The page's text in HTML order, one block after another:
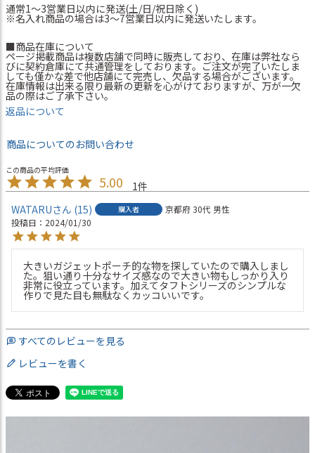
通常1～3営業日以内に発送(土/日/祝日除く)
※名入れ商品の場合は3～7営業日以内に発送いたします。
■商品在庫について
ページ掲載商品は複数店舗で同時に販売しており、在庫は弊社なら
びに契約倉庫にて共通管理をしております。ご注文が完了いたしま
しても僅かな差で他店舗にて完売し、欠品する場合がございます。
在庫情報は出来る限り最新の更新を心がけておりますが、万が一欠
品の際はご了承下さい。
返品について
商品についてのお問い合わせ
5.00
1
WATARU
15 購入者 京都府30代 男性
投稿日
2024/01/30
大きいガジェットポーチ的な物を探していたので購入しまし
た。狙い通り十分なサイズ感なので大きい物もしっかり入り
非常に役立っています。加えてタフトシリーズのシンプルな
作りで見た目も無駄なくカッコいいです。
すべてのレビューを見る
レビューを書く